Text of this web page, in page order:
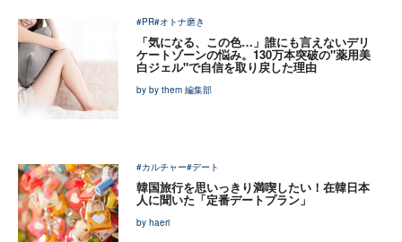
#PR#オトナ磨き
「気になる、この色…」誰にも言えないデリ
ケートゾーンの悩み。130万本突破の"薬用美
白ジェル"で自信を取り戻した理由
by by them 編集部
#カルチャー#デート
韓国旅行を思いっきり満喫したい！在韓日本
人に聞いた「定番デートプラン」
by haeri